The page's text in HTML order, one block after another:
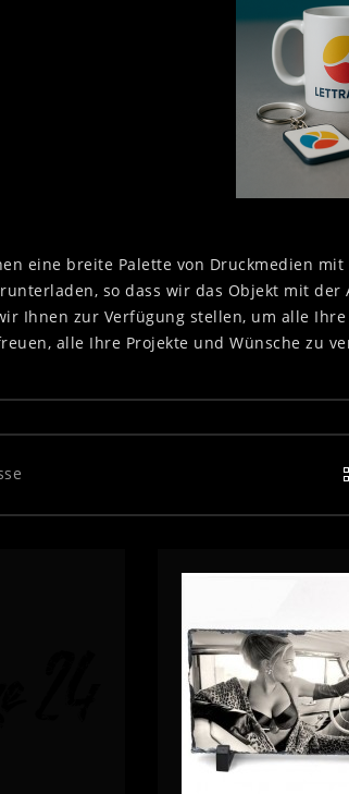
eine breite Palette von Druckmedien
so dass wir das Objekt mit
Ihnen zur Verfügung stellen, um alle
alle Ihre Projekte und Wünsche zu